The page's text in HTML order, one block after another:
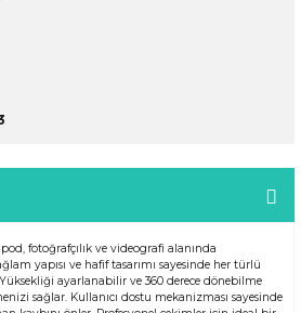
fotoğrafçılık ve videografi alanında
yapısı ve hafif tasarımı sayesinde her türlü
ayarlanabilir ve 360 derece dönebilme
sağlar. Kullanıcı dostu mekanizması sayesinde